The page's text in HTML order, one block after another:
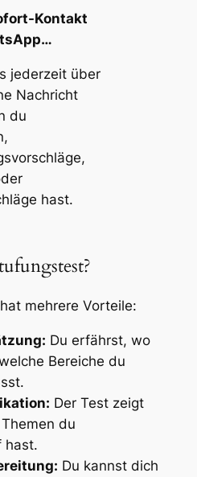
Kontakt
jederzeit über
Nachricht
du
hast.
mehrere Vorteile:
Du erfährst, wo
Bereiche du
Der Test zeigt
du
hast.
Du kannst dich